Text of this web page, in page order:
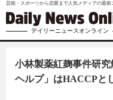
芸能・スポーツから恋愛まで人気メディアの最新
デイリーニュースオンライン
小林製薬紅麹事件研
ヘルプ」はHACCPと